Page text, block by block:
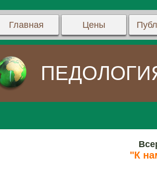
Главная Цены
"К